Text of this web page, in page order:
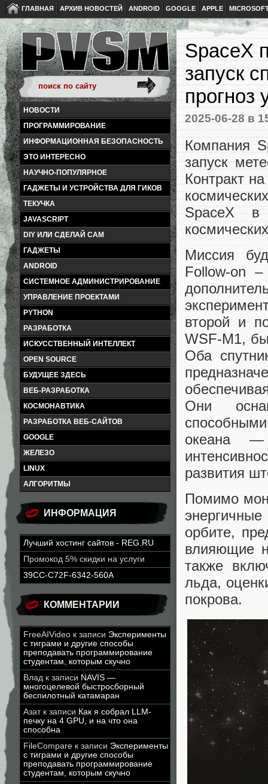
ГЛАВНАЯ АРХИВ НОВОСТЕЙ ANDROID GOOGLE APPLE
НОВОСТИ
ПРОГРАММИРОВАНИЕ
ИНФОРМАЦИОННАЯ БЕЗОПАСНОСТЬ
ЭТО ИНТЕРЕСНО
НАУЧНО-ПОПУЛЯРНОЕ
ГАДЖЕТЫ И УСТРОЙСТВА ДЛЯ ГИКОВ
ТЕКУЧКА
JAVASCRIPT
DIY ИЛИ СДЕЛАЙ САМ
ГАДЖЕТЫ
ANDROID
СИСТЕМНОЕ АДМИНИСТРИРОВАНИЕ
УПРАВЛЕНИЕ ПРОЕКТАМИ
PYTHON
РАЗРАБОТКА
ИСКУССТВЕННЫЙ ИНТЕЛЛЕКТ
OPEN SOURCE
БУДУЩЕЕ ЗДЕСЬ
ВЕБ-РАЗРАБОТКА
КОСМОНАВТИКА
РАЗРАБОТКА ВЕБ-САЙТОВ
GOOGLE
ЖЕЛЕЗО
LINUX
АЛГОРИТМЫ
ИНФОРМАЦИЯ
Лучший хостинг сайтов - REG.RU
Промокод 5% скидки на услуги
39CC-C72F-6342-560A
КОММЕНТАРИИ
FreeAIVideo к записи Эксперименты
с тиграми и другие способы
преподавать программирование
студентам, которым скучно
Влад к записи NAVIS —
многоцелевой быстросборный
беспилотный катамаран
Азатк записи Как я собрал LLM-
печку на 4 GPU, и на что она
способна
FileCompare к записи Эксперименты
с тиграми и другие способы
преподавать программирование
студентам, которым скучно
SpaceX
запуск
прогноз
2025-06-28 в
Компания
запуск
Контракт
SpaceX в
Миссия
Follow-on
второй и
WSF-M1,
Оба
Они
океана —
развития
Помимо
орбите,
влияющие
также
льда,
покрова.